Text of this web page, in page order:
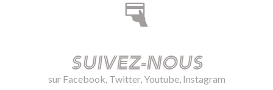
Suivez-nous
sur Facebook, Twitter, Youtube, Instagram